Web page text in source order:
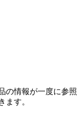
の情報が一度に参照
ます。